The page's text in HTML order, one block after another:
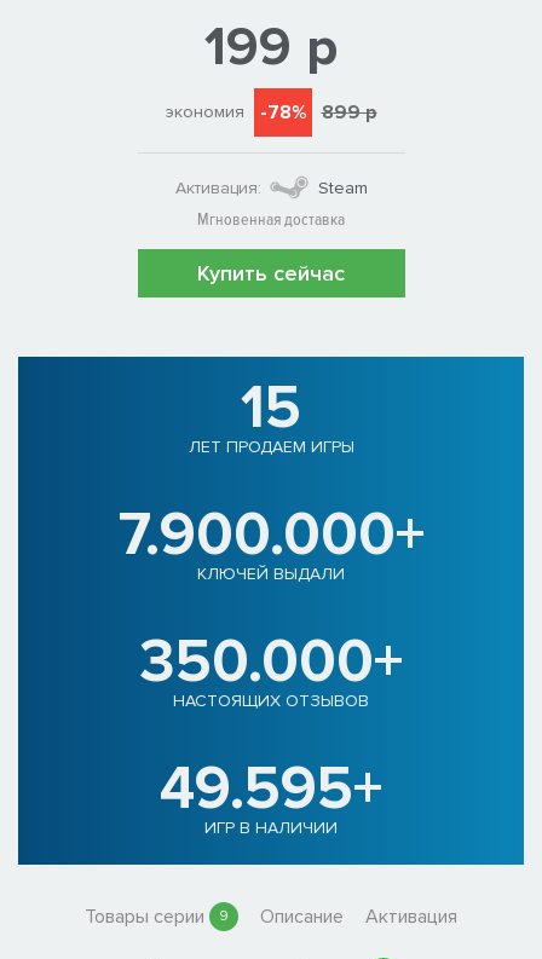
199 р
экономия -78% 899 р
Активация:
Steam
Мгновенная доставка
Купить сейчас
15
ЛЕТ ПРОДАЕМ ИГРЫ
7.900.000+
КЛЮЧЕЙ ВЫДАЛИ
350.000+
НАСТОЯЩИХ ОТЗЫВОВ
49.595+
ИГР В НАЛИЧИИ
Товары серии 9 Описание Активация